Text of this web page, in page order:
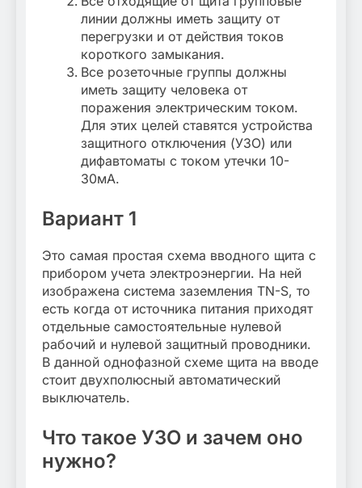
линии должны иметь защиту от
перегрузки и от действия токов
короткого замыкания.
Все розеточные группы должны
иметь защиту человека от
поражения электрическим током.
Для этих целей ставятся устройства
защитного отключения (УЗО) или
дифавтоматы с током утечки 10-
30мА.
Вариант 1
Это самая простая схема вводного щита с
прибором учета электроэнергии. На ней
изображена система заземления TN-S, то
есть когда от источника питания приходят
отдельные самостоятельные нулевой
рабочий и нулевой защитный проводники.
В данной однофазной схеме щита на вводе
стоит двухполюсный автоматический
выключатель.
Что такое УЗО и зачем оно
нужно?